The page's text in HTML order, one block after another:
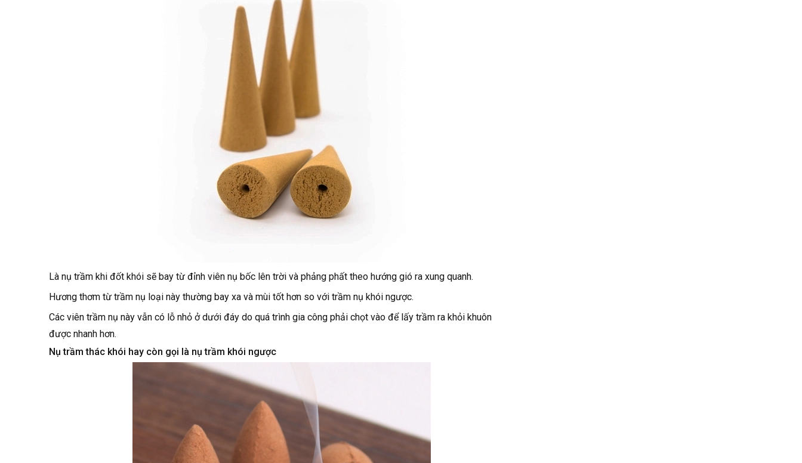
Là nụ trầm khi đốt khói sẽ bay từ đỉnh viên nụ bốc lên trời và phảng phất theo hướng gió ra xung quanh.
Hương thơm từ trầm nụ loại này thường bay xa và mùi tốt hơn so với trầm nụ khói ngược.
Các viên trầm nụ này vẫn có lỗ nhỏ ở dưới đáy do quá trình gia công phải chọt vào để lấy trầm ra khỏi khuôn
được nhanh hơn.
Nụ trầm thác khói hay còn gọi là nụ trầm khói ngược